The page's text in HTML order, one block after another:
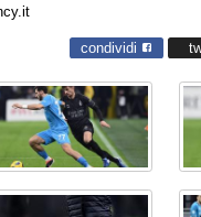
condividi